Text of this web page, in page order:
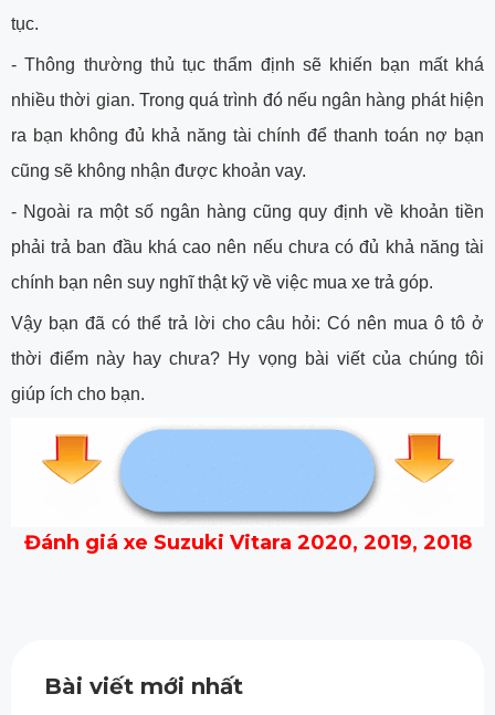
tục.
- Thông thường thủ tục thẩm định sẽ khiến bạn mất khá
nhiều thời gian. Trong quá trình đó nếu ngân hàng phát hiện
ra bạn không đủ khả năng tài chính để thanh toán nợ bạn
cũng sẽ không nhận được khoản vay.
- Ngoài ra một số ngân hàng cũng quy định về khoản tiền
phải trả ban đầu khá cao nên nếu chưa có đủ khả năng tài
chính bạn nên suy nghĩ thật kỹ về việc mua xe trả góp.
Vậy bạn đã có thể trả lời cho câu hỏi: Có nên mua ô tô ở
thời điểm này hay chưa? Hy vọng bài viết của chúng tôi
giúp ích cho bạn.
Đánh giá xe Suzuki Vitara 2020, 2019, 2018
Bài viết mới nhất